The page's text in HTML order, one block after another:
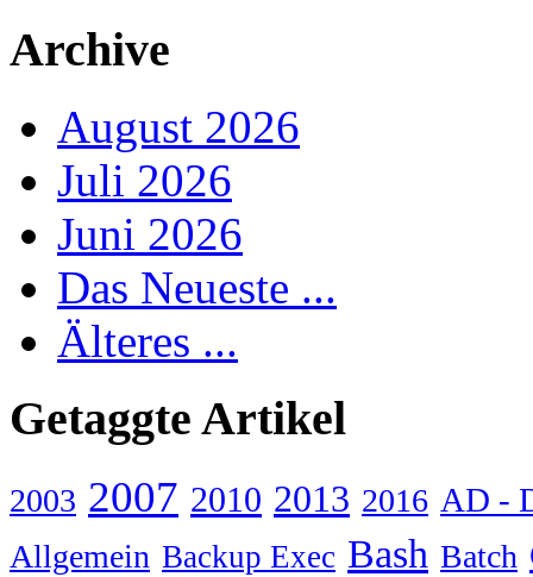
Archive
August 2026
Juli 2026
Juni 2026
Das Neueste ...
Älteres ...
Getaggte Artikel
2003 2007 2010 2013 2016 AD -
Allgemein Backup Exec Bash Batch